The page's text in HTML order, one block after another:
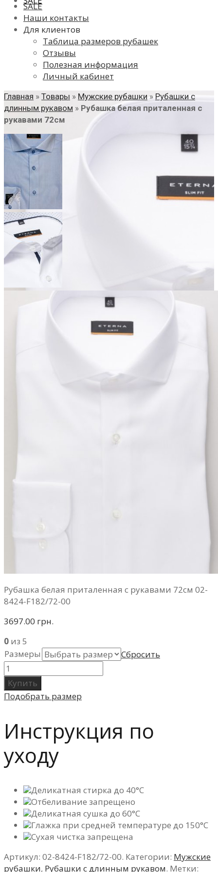
SALE
Наши контакты
Для клиентов
Таблица размеров рубашек
Отзывы
Полезная информация
Личный кабинет
Главная » Товары » Мужские рубашки » Рубашки с
длинным рукавом » Рубашка белая приталенная с
рукавами 72см
Рубашка белая приталенная с рукавами 72см 02-
8424-F182/72-00
3697.00 грн.
0 из 5
Размеры
Сбросить
Купить
Подобрать размер
Инструкция по
уходу
Деликатная стирка до 40°C
Отбеливание запрещено
Деликатная сушка до 60°C
Глажка при средней температуре до 150°C
Сухая чистка запрещена
Артикул: 02-8424-F182/72-00. Категории: Мужские
рубашки, Рубашки с длинным рукавом. Метки: